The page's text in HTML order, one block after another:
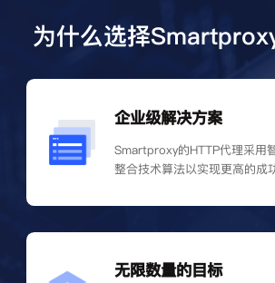
为什么选择
企业级解决方案
Smartproxy的HTTP代理采用
整合技术算法以实现更高的成
无限数量的目标